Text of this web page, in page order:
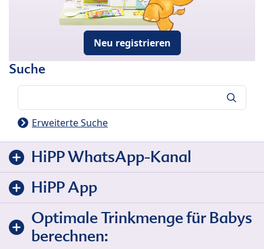
Neu registrieren
Suche
Erweiterte Suche
HiPP WhatsApp-Kanal
HiPP App
Optimale Trinkmenge für Babys
berechnen: